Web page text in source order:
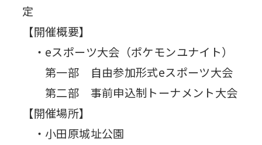
定
【開催概要】
・eスポーツ大会（ポケモンユナイト）
第一部 自由参加形式eスポーツ大会
第二部 事前申込制トーナメント大会
【開催場所】
・小田原城址公園